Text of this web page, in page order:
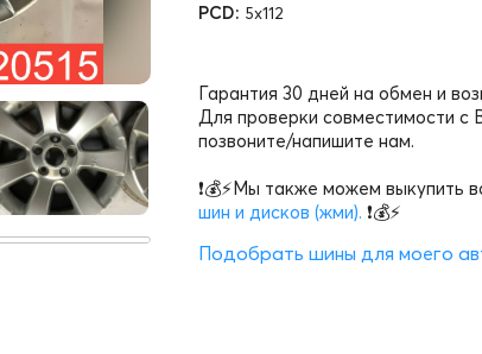
PCD: 5x112
Гарантия 30 дней на обмен и
Для проверки совместимости с
позвоните/напишите нам.
❗💰⚡Мы также можем выкупить
шин и дисков (жми). ❗💰⚡
Подобрать шины для моего